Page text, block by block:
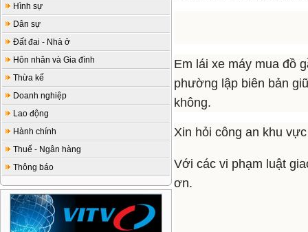
Hình sự
Dân sự
Đất đai - Nhà ở
Hôn nhân và Gia đình
Thừa kế
Doanh nghiệp
Lao động
Hành chính
Thuế - Ngân hàng
Thông báo
Em lái xe máy mua đồ
phường lập biên bản
không.
Xin hỏi công an khu
Với các vi phạm luật
ơn.